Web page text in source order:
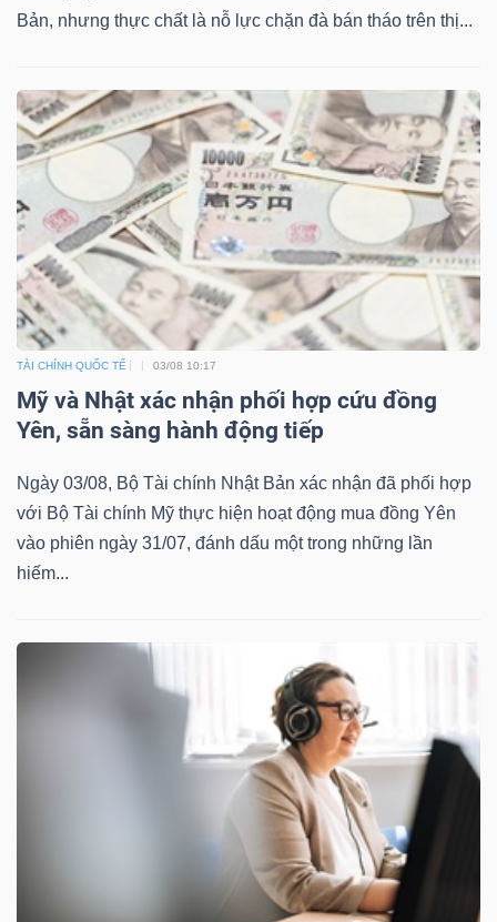
Bản, nhưng thực chất là nỗ lực chặn đà bán tháo trên thị...
TÀI CHÍNH QUỐC TẾ 03/08 10:17
Mỹ và Nhật xác nhận phối hợp cứu đồng
Yên, sẵn sàng hành động tiếp
Ngày 03/08, Bộ Tài chính Nhật Bản xác nhận đã phối hợp
với Bộ Tài chính Mỹ thực hiện hoạt động mua đồng Yên
vào phiên ngày 31/07, đánh dấu một trong những lần
hiếm...